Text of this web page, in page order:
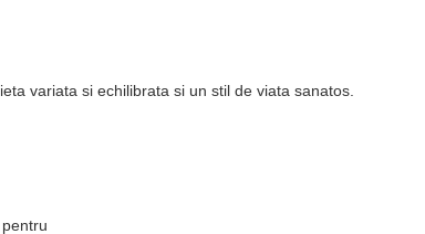
variata si echilibrata si un stil de viata sanatos.